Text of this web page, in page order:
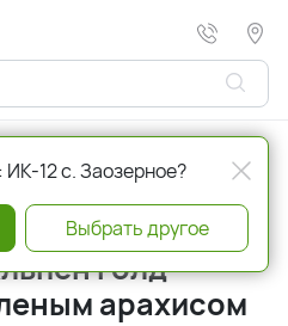
Шоколад
Голд
арахисом
12 с. Заозерное?
Выбрать другое